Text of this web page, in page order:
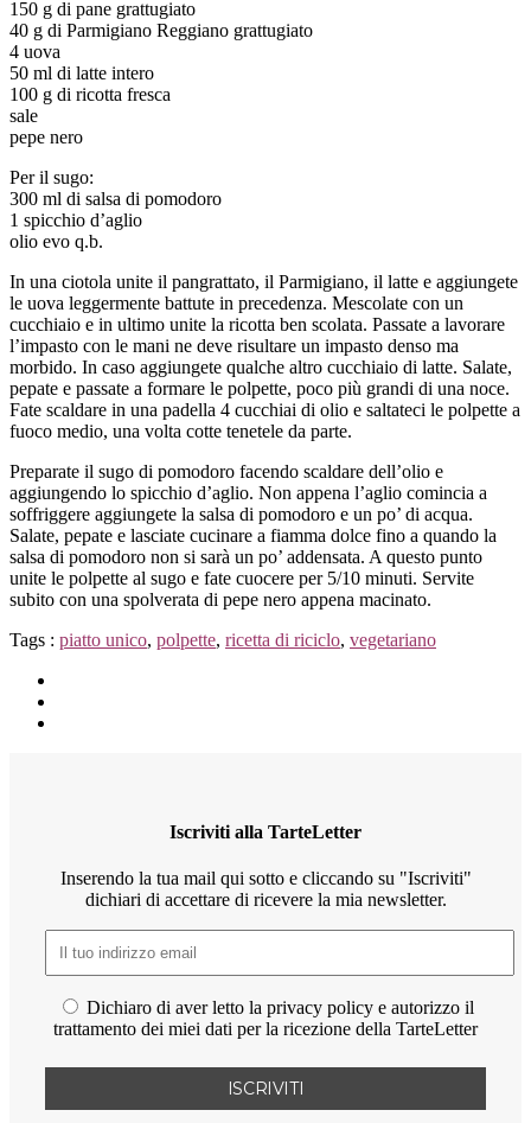
150 g di pane grattugiato
40 g di Parmigiano Reggiano grattugiato
4 uova
50 ml di latte intero
100 g di ricotta fresca
sale
pepe nero
Per il sugo:
300 ml di salsa di pomodoro
1 spicchio d’aglio
olio evo q.b.
In una ciotola unite il pangrattato, il Parmigiano, il latte e aggiungete
le uova leggermente battute in precedenza. Mescolate con un
cucchiaio e in ultimo unite la ricotta ben scolata. Passate a lavorare
l’impasto con le mani ne deve risultare un impasto denso ma
morbido. In caso aggiungete qualche altro cucchiaio di latte. Salate,
pepate e passate a formare le polpette, poco più grandi di una noce.
Fate scaldare in una padella 4 cucchiai di olio e saltateci le polpette a
fuoco medio, una volta cotte tenetele da parte.
Preparate il sugo di pomodoro facendo scaldare dell’olio e
aggiungendo lo spicchio d’aglio. Non appena l’aglio comincia a
soffriggere aggiungete la salsa di pomodoro e un po’ di acqua.
Salate, pepate e lasciate cucinare a fiamma dolce fino a quando la
salsa di pomodoro non si sarà un po’ addensata. A questo punto
unite le polpette al sugo e fate cuocere per 5/10 minuti. Servite
subito con una spolverata di pepe nero appena macinato.
Tags : piatto unico, polpette, ricetta di riciclo, vegetariano
Iscriviti alla TarteLetter
Inserendo la tua mail qui sotto e cliccando su "Iscriviti"
dichiari di accettare di ricevere la mia newsletter.
Dichiaro di aver letto la privacy policy e autorizzo il
trattamento dei miei dati per la ricezione della TarteLetter